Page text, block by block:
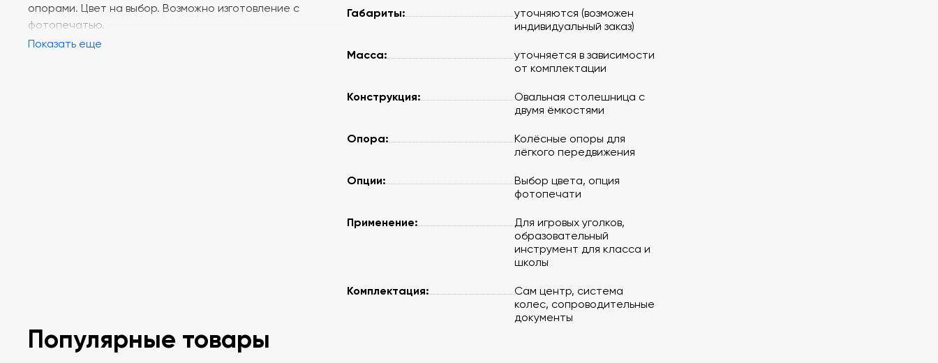
опорами. Цвет на выбор. Возможно изготовление с
фотопечатью.
Показать еще
Габариты:
уточняются (возможен
индивидуальный заказ)
Масса:
уточняется в зависимости
от комплектации
Конструкция:
Овальная столешница с
двумя ёмкостями
Опора:
Колёсные опоры для
лёгкого передвижения
Опции:
Выбор цвета, опция
фотопечати
Применение:
Для игровых уголков,
образовательный
инструмент для класса и
школы
Комплектация:
Сам центр, система
колес, сопроводительные
документы
Популярные товары